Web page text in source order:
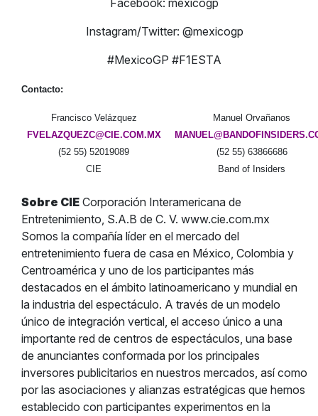
Facebook: mexicogp
Instagram/Twitter: @mexicogp
#MexicoGP #F1ESTA
Contacto:
Francisco Velázquez
FVELAZQUEZC@CIE.COM.MX
(52 55) 52019089
CIE
Manuel Orvañanos
(52 55) 63866686
Band of Insiders
Sobre CIE Corporación Interamericana de
Entretenimiento, S.A.B de C. V. www.cie.com.mx
Somos la compañía líder en el mercado del
entretenimiento fuera de casa en México, Colombia y
Centroamérica y uno de los participantes más
destacados en el ámbito latinoamericano y mundial en
la industria del espectáculo. A través de un modelo
único de integración vertical, el acceso único a una
importante red de centros de espectáculos, una base
de anunciantes conformada por los principales
inversores publicitarios en nuestros mercados, así como
por las asociaciones y alianzas estratégicas que hemos
establecido con participantes experimentos en la